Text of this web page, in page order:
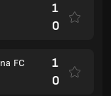
1
0
FC
1
0